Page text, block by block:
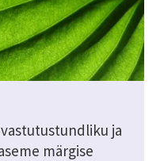
ja
märgise